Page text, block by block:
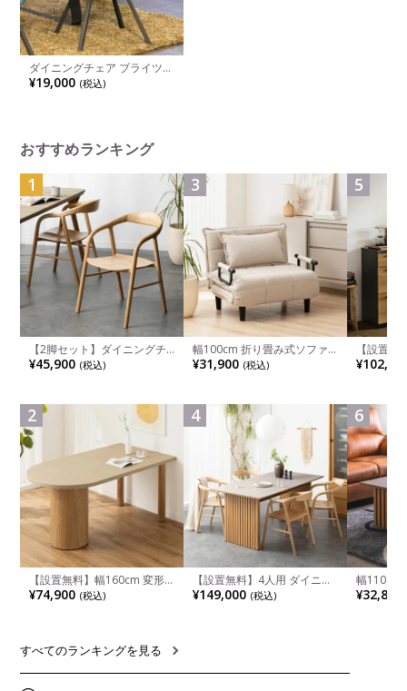
ダイニングチェア ブライツ
肘なし スチール脚 ファブリ
ック サイドチェア 食卓椅子
¥19,000 (税込)
おすすめランキング
1
【2脚セット】ダイニングチ
ェア 木製 LUGA 肘付き チェ
ア 天然木 リビング椅子 板座
ュラル ブラウン 完成品
¥45,900 (税込)
2
【設置無料】幅160cm 変形
半円 ダイニングテーブル モ
ルタル風 LENAS コンクリー
リア風 グレージュ
¥74,900 (税込)
3
幅100cm 折り畳み式ソファ
ベッド コンパクト リクライ
ニング カウチスタイル 省ス
¥31,900 (税込)
4
【設置無料】4人用 ダイニン
グテーブルセット 5点 LUGA
セラミックテーブル おしゃれ
¥149,000 (税込)
5
【設置
チンカウ
板 引き出
れ ウッデ
ル グレー
6
幅110cm
木目調 リ
付き 長方
¥32,800
すべてのランキングを見る